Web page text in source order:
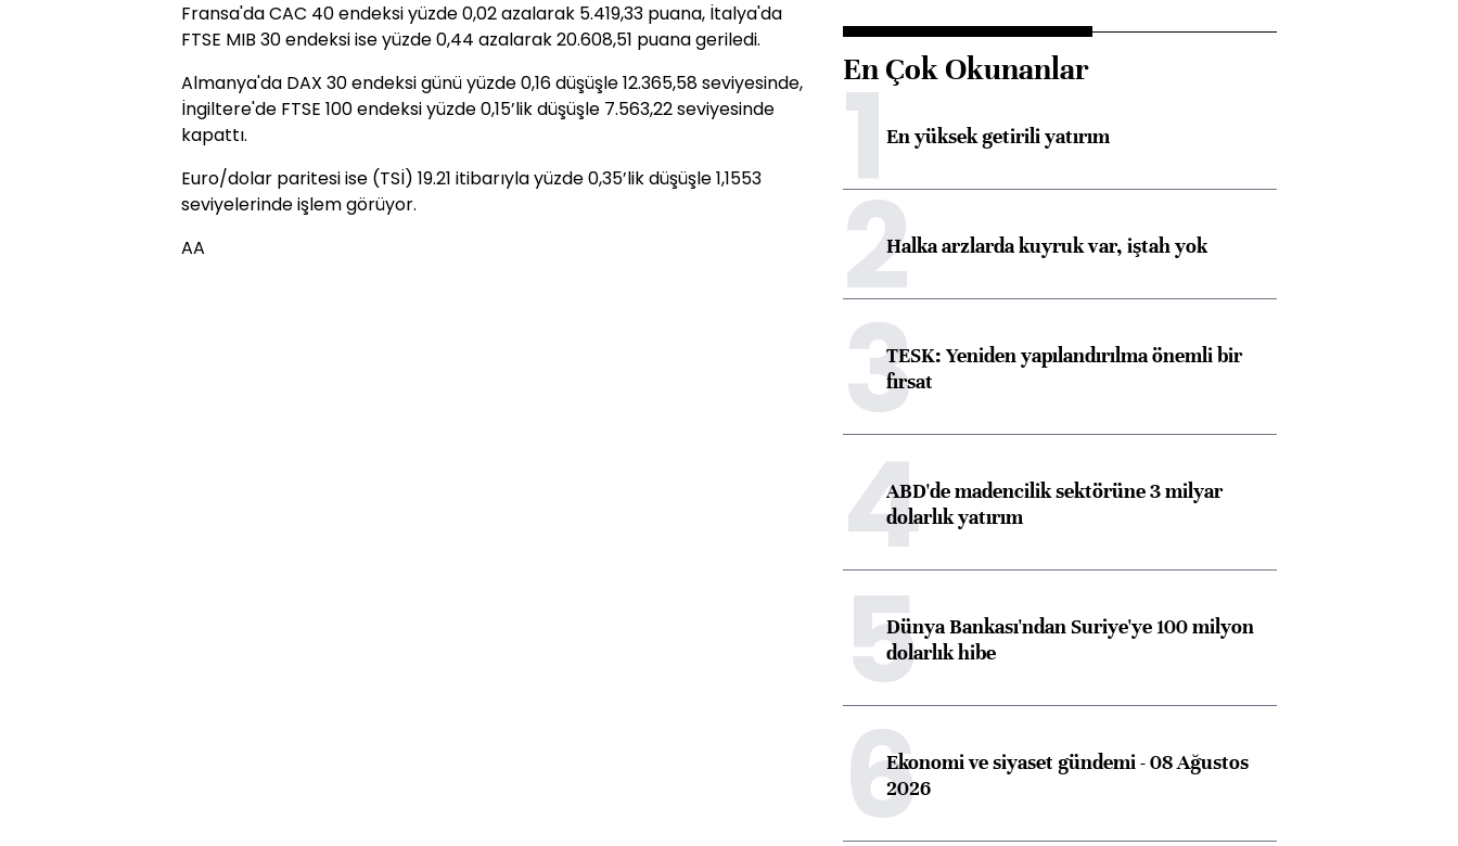
Fransa'da CAC 40 endeksi yüzde 0,02 azalarak 5.419,33 puana, İtalya'da
FTSE MIB 30 endeksi ise yüzde 0,44 azalarak 20.608,51 puana geriledi.
Almanya'da DAX 30 endeksi günü yüzde 0,16 düşüşle 12.365,58 seviyesinde,
İngiltere'de FTSE 100 endeksi yüzde 0,15’lik düşüşle 7.563,22 seviyesinde
kapattı.
Euro/dolar paritesi ise (TSİ) 19.21 itibarıyla yüzde 0,35’lik düşüşle 1,1553
seviyelerinde işlem görüyor.
AA
En Çok Okunanlar
1En yüksek getirili yatırım
2Halka arzlarda kuyruk var, iştah yok
3TESK: Yeniden yapılandırılma önemli bir
fırsat
4ABD'de madencilik sektörüne 3 milyar
dolarlık yatırım
5Dünya Bankası'ndan Suriye'ye 100 milyon
dolarlık hibe
6Ekonomi ve siyaset gündemi - 08 Ağustos
2026